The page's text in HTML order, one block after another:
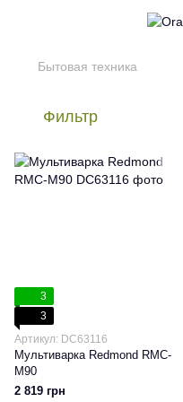
Бытовая техника
Фильтр
3
3
Артикул: DC63116
Мультиварка Redmond RMC-
M90
2 819 грн